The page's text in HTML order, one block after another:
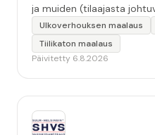
ja muiden (tilaajasta
keskeyttämään n. 3
hyvä, yhteydenpito
huolellisesti. Suosittelen.
Ulkoverhouksen maalaus
Tiilikaton maalaus
Päivitetty 6.8.2026